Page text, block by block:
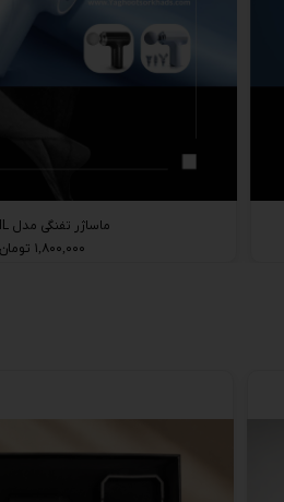
ماساژر تفنگی مدل MDHL
۱,۸۰۰,۰۰۰ تومان